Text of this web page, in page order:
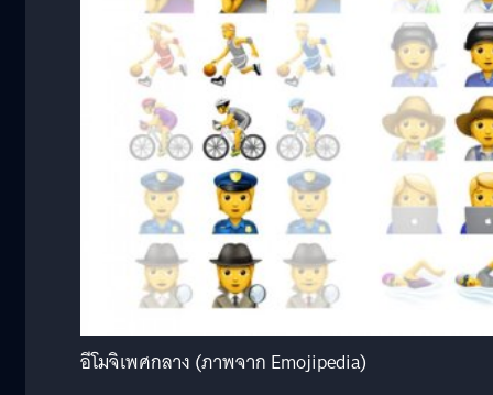
อีโมจิเพศกลาง (ภาพจาก Emojipedia)